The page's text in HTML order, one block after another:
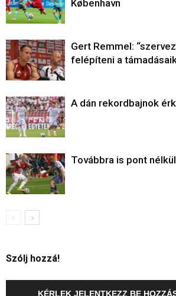
København
Gert Remmel:
felépíteni a
A dán rekordbajnok
Továbbra is pont nélkül
Szólj hozzá!
KÉRLEK JELENTKEZZ BE